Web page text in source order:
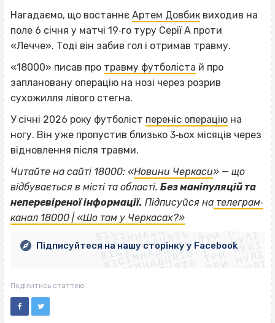
Нагадаємо, що востаннє Артем Довбик виходив на
поле 6 січня у матчі 19‐го туру Серії А проти
«Лечче». Тоді він забив гол і отримав травму.
«18000» писав про травму футболіста й про
заплановану операцію на нозі через розрив
сухожилля лівого стегна.
У січні 2026 року футболіст переніс операцію на
ногу. Він уже пропустив близько 3‐ьох місяців через
відновлення після травми.
Читайте на сайті 18000: «Новини Черкаси» — що
відбувається в місті та області. Без маніпуляцій та
неперевіреної інформації. Підписуйся на телеграм‐
канал 18000 | «Шо там у Черкасах?»
ВІСІМНАДЦЯТЬ ТРИ НУЛІ
ВІСІМНАДЦЯТЬ ТРИ НУЛІ
ВІСІМНАДЦЯТЬ ТРИ НУЛІ
ВІСІМНАДЦЯТЬ ТРИ НУЛІ
ВІСІМНАДЦЯТЬ ТРИ НУЛІ
ВІСІМНАДЦЯТЬ ТРИ НУЛІ
ВІСІМНАДЦЯТЬ ТРИ НУЛІ
ВІСІМНАДЦЯТЬ ТРИ НУЛІ
Підписуйтеся на нашу сторінку у Facebook
Поділитись статтею